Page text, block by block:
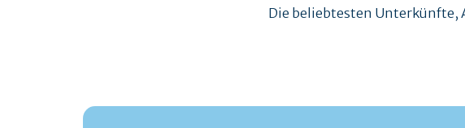
Die beliebtesten Unterkünfte,